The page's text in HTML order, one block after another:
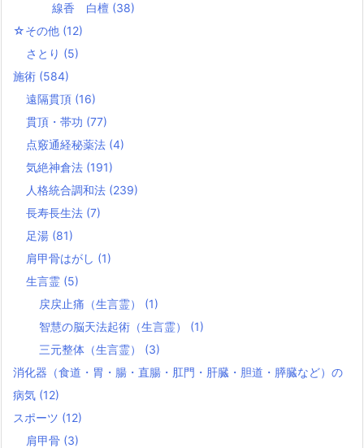
線香 白檀 (38)
☆その他 (12)
さとり (5)
施術 (584)
遠隔貫頂 (16)
貫頂・帯功 (77)
点竅通経秘薬法 (4)
気絶神倉法 (191)
人格統合調和法 (239)
長寿長生法 (7)
足湯 (81)
肩甲骨はがし (1)
生言霊 (5)
戻戻止痛（生言霊） (1)
智慧の脳天法起術（生言霊） (1)
三元整体（生言霊） (3)
消化器（食道・胃・腸・直腸・肛門・肝臓・胆道・膵臓など）の
病気 (12)
スポーツ (12)
肩甲骨 (3)